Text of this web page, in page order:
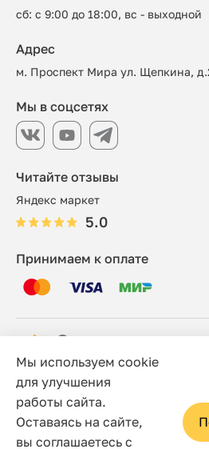
сб: с 9:00 до 18:00, вс - выходной
Читайте отзывы
Яндекс маркет
5.0
Адрес
м. Проспект Мира ул. Щепкина,
Принимаем к оплате
Мы в соцсетях
© 2006 - 2026 Этно-шоп, Интернет-
Политика конфиденциальности
Сайт носит исключительно
Мы используем cookie
для улучшения
работы сайта.
Оставаясь на сайте,
вы соглашаетесь с